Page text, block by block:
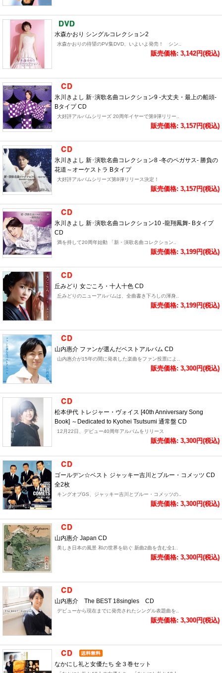
水森かおり シングルコレクション2
水森かおりの待望のPV集DVD、いよいよ発売！ シン..
販売価格: 3,142円(税込)
氷川きよし 新･演歌名曲コレクション9 -大丈夫・最上の船頭-
Bタイプ CD
大好評アルバムシリーズ 20周年イヤーで第9弾リリー..
販売価格: 3,157円(税込)
氷川きよし 新･演歌名曲コレクション8 -冬のペガサス- 勝負の
花道～オーケストラ Bタイプ
大好評アルバムシリーズ第8弾リリース決定！
販売価格: 3,157円(税込)
氷川きよし 新･演歌名曲コレクション10 -龍翔鳳舞- Bタイプ
CD
満を持して20周年始動 「新・演歌名曲コレクション..
販売価格: 3,199円(税込)
丘みどり 女ごころ・十人十色 CD
丘みどりのニューアルバムは、全曲書き下ろしの渾身..
販売価格: 3,199円(税込)
山内惠介 ファンが選んだベストアルバム CD
山内惠介が15年の間に発表した楽曲をファン投票によ..
販売価格: 3,300円(税込)
松本伊代 トレジャー・ヴォイス [40th Anniversary Song
Book] ～Dedicated to Kyohei Tsutsumi 通常盤 CD
12月22日、デビュー40周年アルバムをリリース
販売価格: 3,300円(税込)
ゴールデン☆ベスト ジャッキー吉川とブルー・コメッツ CD
全2枚
キングオブGS、ジャッキー吉川とブルー・コメッツの..
販売価格: 3,300円(税込)
山内惠介 Japan CD
美しき日本の風景 和の世界を紡ぐ 新曲2曲を含む全1..
販売価格: 3,300円(税込)
山内惠介 The BEST 18singles CD
デビューから現在までに発売されたシングル表題曲を..
販売価格: 3,300円(税込)
なかにし礼と女優たち 全３巻セット